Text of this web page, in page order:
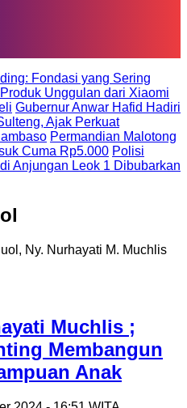
Fondasi yang Sering
Unggulan dari Xiaomi
Gubernur Anwar Hafid Hadiri
Ajak Perkuat
Permandian Malotong
Cuma Rp5.000 Polisi
Anjungan Leok 1 Dibubarkan
Muchlis ;
Membangun
Anak